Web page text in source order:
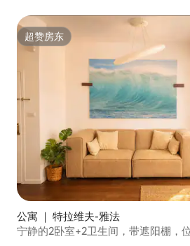
超赞房东
超赞房东
公寓 ｜ 特拉维夫-雅法
宁静的2卧室+2卫生间，带遮阳棚，